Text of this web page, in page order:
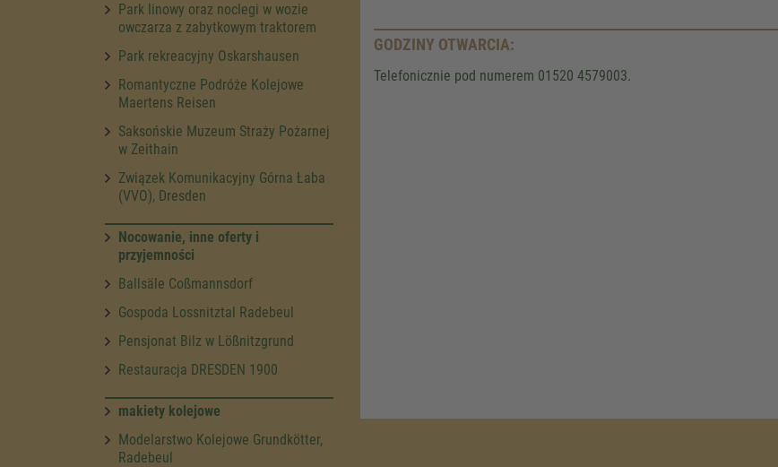
Park linowy oraz noclegi w wozie
owczarza z zabytkowym traktorem
Park rekreacyjny Oskarshausen
Romantyczne Podróże Kolejowe
Maertens Reisen
Saksońskie Muzeum Straży Pożarnej
w Zeithain
Związek Komunikacyjny Górna Łaba
(VVO), Dresden
Nocowanie, inne oferty i
przyjemności
Ballsäle Coßmannsdorf
Gospoda Lossnitztal Radebeul
Pensjonat Bilz w Lößnitzgrund
Restauracja DRESDEN 1900
makiety kolejowe
Modelarstwo Kolejowe Grundkötter,
Radebeul
GODZINY OTWARCIA:
Telefonicznie pod numerem 01520 4579003.